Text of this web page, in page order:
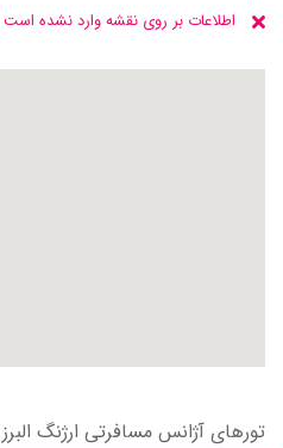
اطلاعات بر روی نقشه وارد نشده است
تورهای آژانس مسافرتی ارژنگ البرز